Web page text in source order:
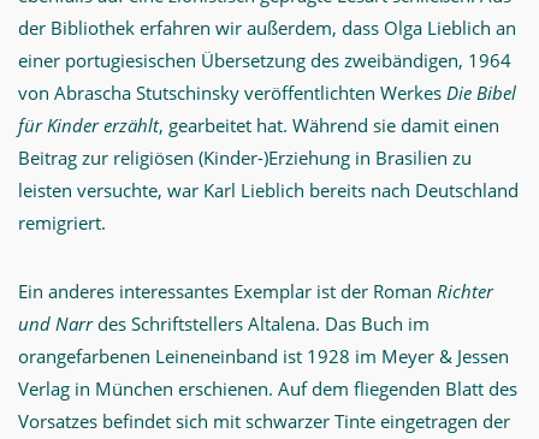
der Bibliothek erfahren wir außerdem, dass Olga Lieblich an
einer portugiesischen Übersetzung des zweibändigen, 1964
von Abrascha Stutschinsky veröffentlichten Werkes Die Bibel
für Kinder erzählt, gearbeitet hat. Während sie damit einen
Beitrag zur religiösen (Kinder-)Erziehung in Brasilien zu
leisten versuchte, war Karl Lieblich bereits nach Deutschland
remigriert.
Ein anderes interessantes Exemplar ist der Roman Richter
und Narrdes Schriftstellers Altalena. Das Buch im
orangefarbenen Leineneinband ist 1928 im Meyer & Jessen
Verlag in München erschienen. Auf dem fliegenden Blatt des
Vorsatzes befindet sich mit schwarzer Tinte eingetragen der